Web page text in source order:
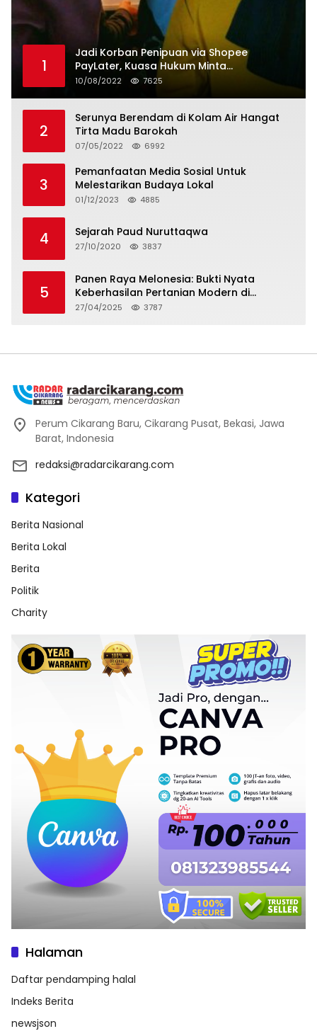
1
Jadi Korban Penipuan via Shopee
PayLater, Kuasa Hukum Minta
Penangguhan Tagihan dan Hapus Bunga
10/08/2022 7625
2
Serunya Berendam di Kolam Air Hangat
Tirta Madu Barokah
07/05/2022 6992
3
Pemanfaatan Media Sosial Untuk
Melestarikan Budaya Lokal
01/12/2023 4885
4 Sejarah Paud Nuruttaqwa
27/10/2020 3837
5
Panen Raya Melonesia: Bukti Nyata
Keberhasilan Pertanian Modern di
Kabupaten Bekasi
27/04/2025 3787
Perum Cikarang Baru, Cikarang Pusat, Bekasi, Jawa
Barat, Indonesia
redaksi@radarcikarang.com
Kategori
Berita Nasional
Berita Lokal
Berita
Politik
Charity
Halaman
Daftar pendamping halal
Indeks Berita
newsjson